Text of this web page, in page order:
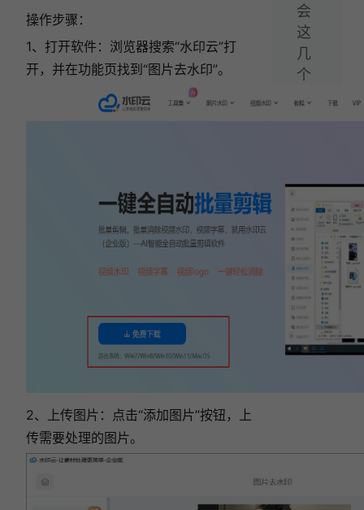
操作步骤：
1、打开软件：浏览器搜索“水印云”打
开，并在功能页找到“图片去水印”。
2、上传图片：点击“添加图片”按钮，上
传需要处理的图片。
会
这
几
个
法
了！
6款图片去水印软件横向测评，新手小白必看指
2026 图片去水印软件实测：6 款免费工具实测
具，轻松去除图片水印！
2026年6款免费图片去水印工具，去水印再也